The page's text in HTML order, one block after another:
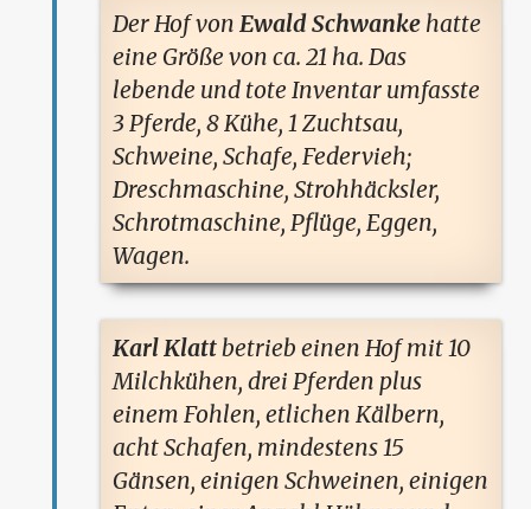
Der Hof von Ewald Schwankehatte
eine Größe von ca. 21 ha. Das
lebende und tote Inventar umfasste
3 Pferde, 8 Kühe, 1 Zuchtsau,
Schweine, Schafe, Federvieh;
Dreschmaschine, Strohhäcksler,
Schrotmaschine, Pflüge, Eggen,
Wagen.
Karl Klattbetrieb einen Hof mit 10
Milchkühen, drei Pferden plus
einem Fohlen, etlichen Kälbern,
acht Schafen, mindestens 15
Gänsen, einigen Schweinen, einigen